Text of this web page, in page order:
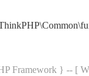
Framework } -- [